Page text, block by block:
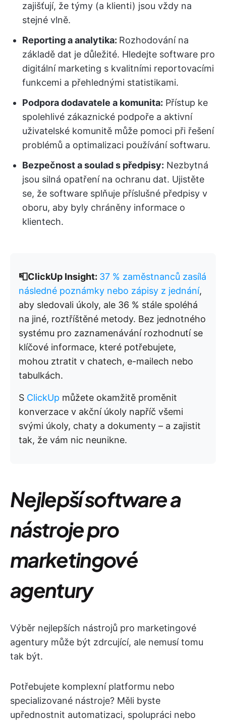
zajišťují, že týmy (a klienti) jsou vždy na
stejné vlně.
Reporting a analytika: Rozhodování na
základě dat je důležité. Hledejte software pro
digitální marketing s kvalitními reportovacími
funkcemi a přehlednými statistikami.
Podpora dodavatele a komunita: Přístup ke
spolehlivé zákaznické podpoře a aktivní
uživatelské komunitě může pomoci při řešení
problémů a optimalizaci používání softwaru.
Bezpečnost a soulad s předpisy: Nezbytná
jsou silná opatření na ochranu dat. Ujistěte
se, že software splňuje příslušné předpisy v
oboru, aby byly chráněny informace o
klientech.
📮ClickUp Insight: 37 % zaměstnanců zasílá
následné poznámky nebo zápisy z jednání,
aby sledovali úkoly, ale 36 % stále spoléhá
na jiné, roztříštěné metody. Bez jednotného
systému pro zaznamenávání rozhodnutí se
klíčové informace, které potřebujete,
mohou ztratit v chatech, e-mailech nebo
tabulkách.
S ClickUp můžete okamžitě proměnit
konverzace v akční úkoly napříč všemi
svými úkoly, chaty a dokumenty – a zajistit
tak, že vám nic neunikne.
Nejlepší software a
nástroje pro
marketingové
agentury
Výběr nejlepších nástrojů pro marketingové
agentury může být zdrcující, ale nemusí tomu
tak být.
Potřebujete komplexní platformu nebo
specializované nástroje? Měli byste
upřednostnit automatizaci, spolupráci nebo